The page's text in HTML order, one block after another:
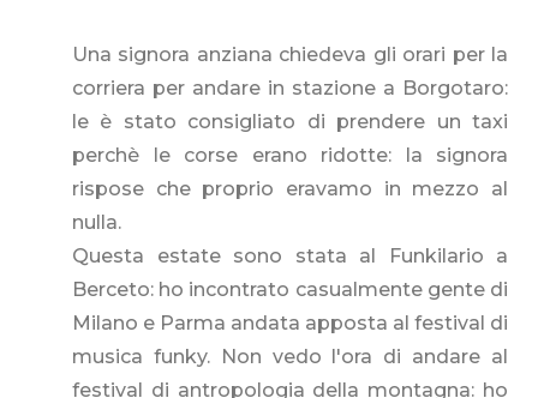
Una signora anziana chiedeva gli orari per la
corriera per andare in stazione a Borgotaro:
le è stato consigliato di prendere un taxi
perchè le corse erano ridotte: la signora
rispose che proprio eravamo in mezzo al
nulla.
Questa estate sono stata al Funkilario a
Berceto: ho incontrato casualmente gente di
Milano e Parma andata apposta al festival di
musica funky. Non vedo l'ora di andare al
festival di antropologia della montagna: ho